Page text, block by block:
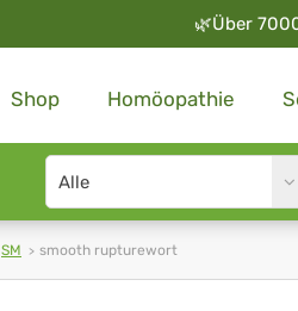
🌿Über
Shop Homöopathie
Search
type
SM smooth rupturewort